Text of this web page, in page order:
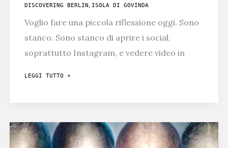
DISCOVERING BERLIN, ISOLA DI GOVINDA
Voglio fare una piccola riflessione oggi. Sono
stanco. Sono stanco di aprire i social,
soprattutto Instagram, e vedere video in
STANCO
VIOLENZA
A
LEGGI TUTTO »